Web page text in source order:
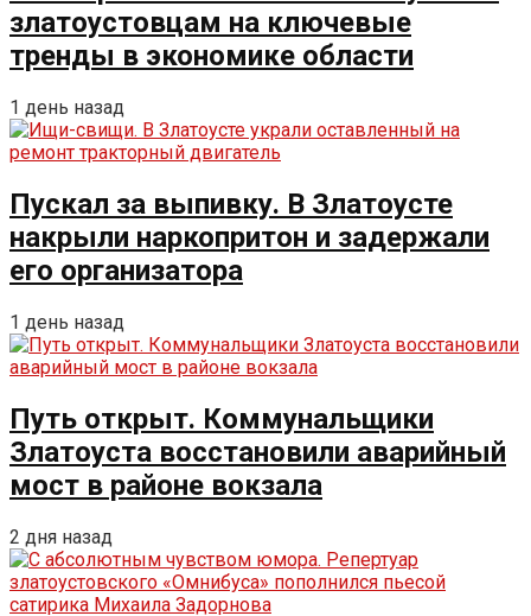
златоустовцам на ключевые
тренды в экономике области
1 день назад
Пускал за выпивку. В Златоусте
накрыли наркопритон и задержали
его организатора
1 день назад
Путь открыт. Коммунальщики
Златоуста восстановили аварийный
мост в районе вокзала
2 дня назад